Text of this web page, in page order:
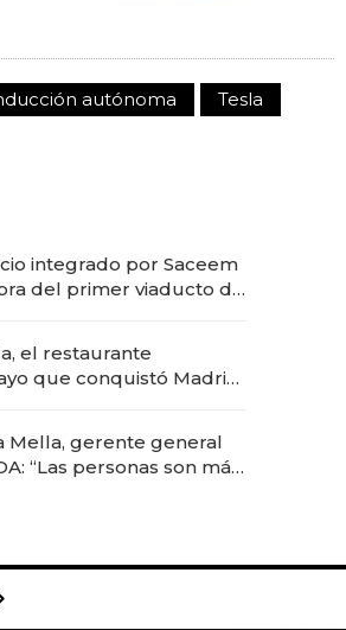
autónoma Tesla
integrado por Saceem
del primer viaducto de
el restaurante
que conquistó Madrid:
y prepara apertura
Mella, gerente general
“Las personas son más